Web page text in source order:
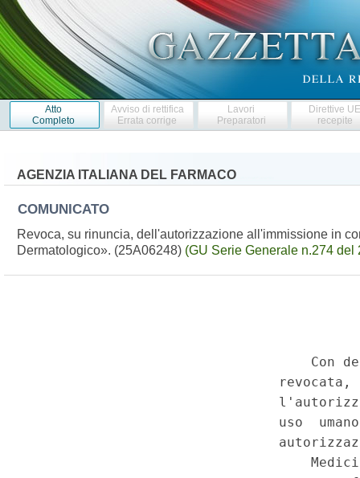
Atto
Completo
Avviso di rettifica
Errata corrige
Lavori
Preparatori
Direttive
recepite
AGENZIA ITALIANA DEL FARMACO
COMUNICATO
Revoca, su rinuncia, dell'autorizzazione all'immissione in
Dermatologico». (25A06248) (GU Serie Generale n.274 del